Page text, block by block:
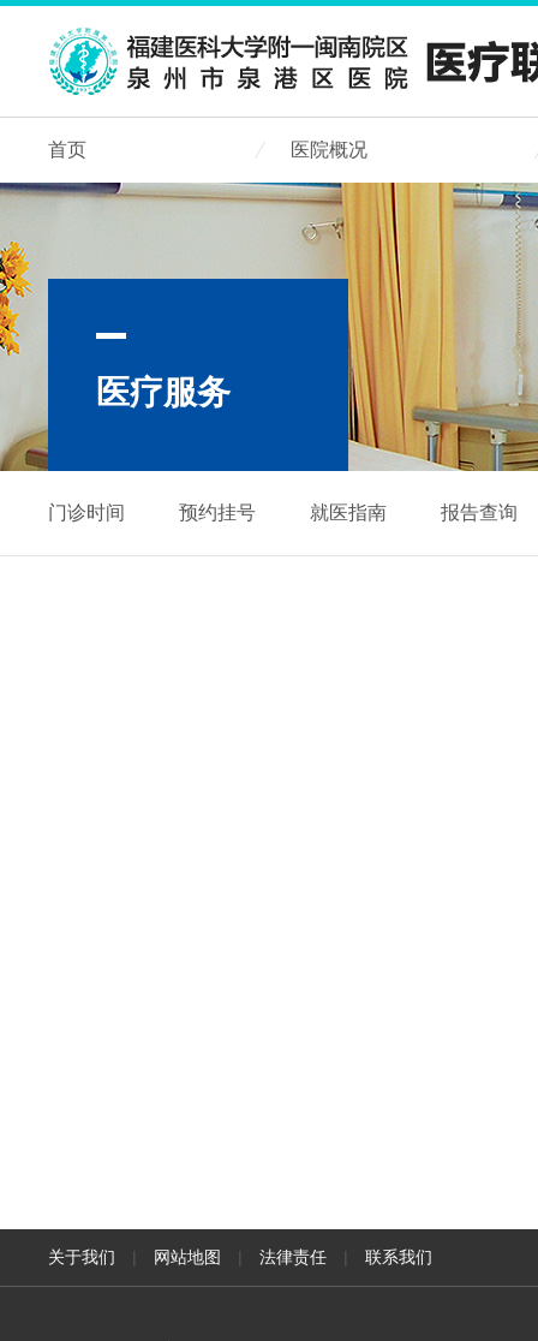
首页 医院概况
医疗服务
门诊时间 预约挂号 就医指南 报告查询
关于我们 | 网站地图 | 法律责任 | 联系我们